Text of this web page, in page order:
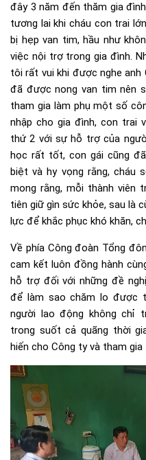
đây 3 năm đến thăm gia
tương lai khi cháu con trai
bị hẹp van tim, hầu như
việc nội trợ trong gia đình.
tôi rất vui khi được nghe anh
đã được nong van tim nên
tham gia làm phụ một số
nhập cho gia đình, con trai
thứ 2 với sự hỗ trợ của
học rất tốt, con gái cũng
biệt và hy vọng rằng, cháu
mong rằng, mỗi thành viên
tiên giữ gìn sức khỏe, sau là
lực để khắc phục khó khăn,
Về phía Công đoàn Tổng
cam kết luôn đồng hành
hỗ trợ đối với những đề
để làm sao chăm lo được
người lao động không chỉ
trong suốt cả quãng thời
hiến cho Công ty và tham